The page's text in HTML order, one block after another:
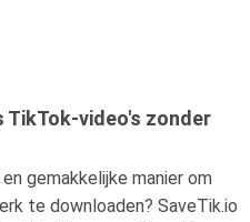
TikTok-video's zonder
gemakkelijke manier om
te downloaden? SaveTik.io